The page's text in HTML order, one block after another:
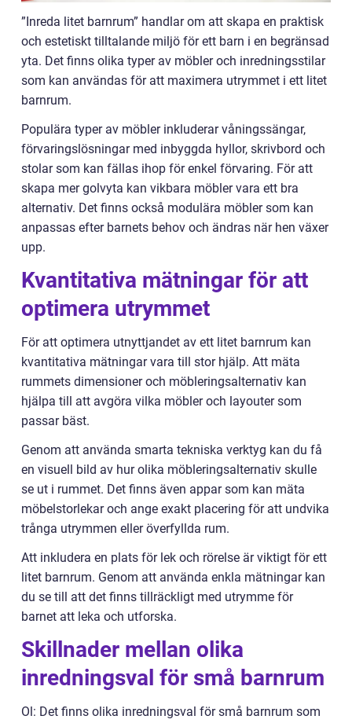
”Inreda litet barnrum” handlar om att skapa en praktisk
och estetiskt tilltalande miljö för ett barn i en begränsad
yta. Det finns olika typer av möbler och inredningsstilar
som kan användas för att maximera utrymmet i ett litet
barnrum.
Populära typer av möbler inkluderar våningssängar,
förvaringslösningar med inbyggda hyllor, skrivbord och
stolar som kan fällas ihop för enkel förvaring. För att
skapa mer golvyta kan vikbara möbler vara ett bra
alternativ. Det finns också modulära möbler som kan
anpassas efter barnets behov och ändras när hen växer
upp.
Kvantitativa mätningar för att
optimera utrymmet
För att optimera utnyttjandet av ett litet barnrum kan
kvantitativa mätningar vara till stor hjälp. Att mäta
rummets dimensioner och möbleringsalternativ kan
hjälpa till att avgöra vilka möbler och layouter som
passar bäst.
Genom att använda smarta tekniska verktyg kan du få
en visuell bild av hur olika möbleringsalternativ skulle
se ut i rummet. Det finns även appar som kan mäta
möbelstorlekar och ange exakt placering för att undvika
trånga utrymmen eller överfyllda rum.
Att inkludera en plats för lek och rörelse är viktigt för ett
litet barnrum. Genom att använda enkla mätningar kan
du se till att det finns tillräckligt med utrymme för
barnet att leka och utforska.
Skillnader mellan olika
inredningsval för små barnrum
Ol: Det finns olika inredningsval för små barnrum som